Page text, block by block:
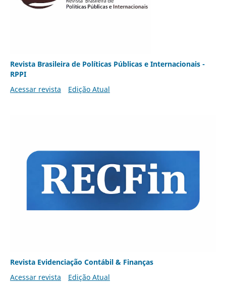
Revista Brasileira de Políticas Públicas e Internacionais -
RPPI
Acessar revista
Edição Atual
Revista Evidenciação Contábil & Finanças
Acessar revista
Edição Atual